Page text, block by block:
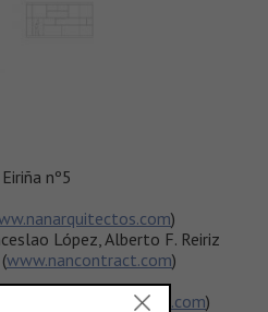
nº5
)
López, Alberto F. Reiriz
www.nancontract.com)
www.ivancasalnieto.com)